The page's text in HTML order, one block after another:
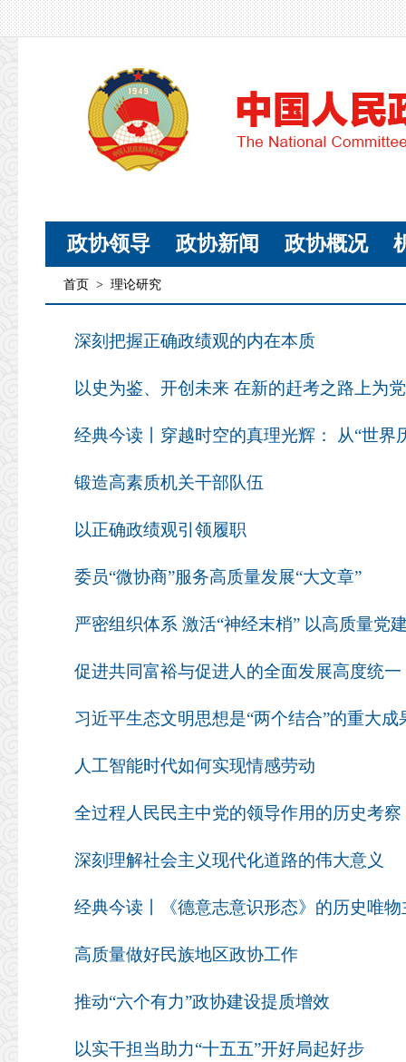
政协领导 政协新闻 政协概况
首页 > 理论研究
深刻把握正确政绩观的内在本质
以史为鉴、开创未来 在新的赶考之路上为
锻造高素质机关干部队伍
以正确政绩观引领履职
委员“微协商”服务高质量发展“大文章”
严密组织体系 激活“神经末梢” 以高质量党
促进共同富裕与促进人的全面发展高度统一
习近平生态文明思想是“两个结合”的重大成
人工智能时代如何实现情感劳动
全过程人民民主中党的领导作用的历史考察
深刻理解社会主义现代化道路的伟大意义
高质量做好民族地区政协工作
推动“六个有力”政协建设提质增效
以实干担当助力“十五五”开好局起好步